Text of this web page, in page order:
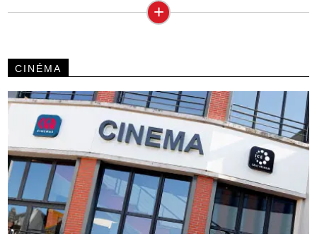
+
CINÉMA